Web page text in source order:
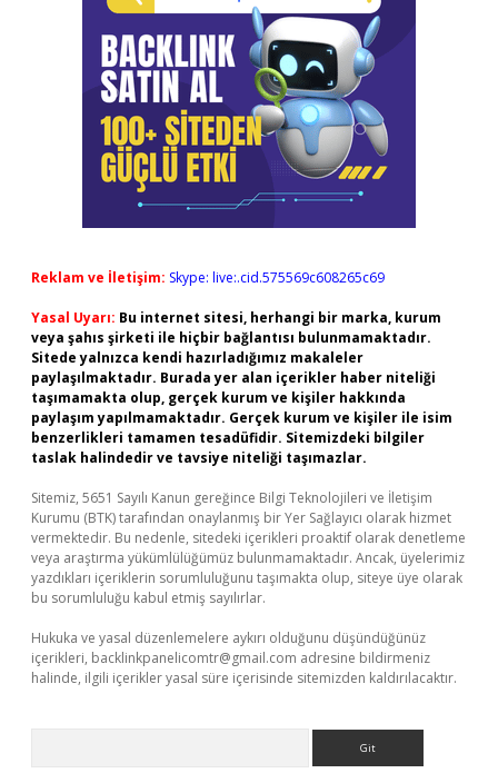
Reklam ve İletişim: Skype: live:.cid.575569c608265c69
Yasal Uyarı: Bu internet sitesi, herhangi bir marka, kurum
veya şahıs şirketi ile hiçbir bağlantısı bulunmamaktadır.
Sitede yalnızca kendi hazırladığımız makaleler
paylaşılmaktadır. Burada yer alan içerikler haber niteliği
taşımamakta olup, gerçek kurum ve kişiler hakkında
paylaşım yapılmamaktadır. Gerçek kurum ve kişiler ile isim
benzerlikleri tamamen tesadüfidir. Sitemizdeki bilgiler
taslak halindedir ve tavsiye niteliği taşımazlar.
Sitemiz, 5651 Sayılı Kanun gereğince Bilgi Teknolojileri ve İletişim
Kurumu (BTK) tarafından onaylanmış bir Yer Sağlayıcı olarak hizmet
vermektedir. Bu nedenle, sitedeki içerikleri proaktif olarak denetleme
veya araştırma yükümlülüğümüz bulunmamaktadır. Ancak, üyelerimiz
yazdıkları içeriklerin sorumluluğunu taşımakta olup, siteye üye olarak
bu sorumluluğu kabul etmiş sayılırlar.
Hukuka ve yasal düzenlemelere aykırı olduğunu düşündüğünüz
içerikleri, backlinkpanelicomtr@gmail.com adresine bildirmeniz
halinde, ilgili içerikler yasal süre içerisinde sitemizden kaldırılacaktır.